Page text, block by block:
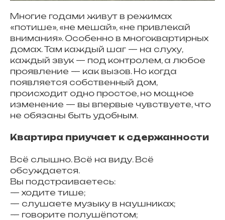
Многие годами живут в режимах
«потише», «не мешай», «не привлекай
внимания». Особенно в многоквартирных
домах. Там каждый шаг — на слуху,
каждый звук — под контролем, а любое
проявление — как вызов. Но когда
появляется собственный дом,
происходит одно простое, но мощное
изменение — вы впервые чувствуете, что
не обязаны быть удобным.
Квартира приучает к сдержанности
Всё слышно. Всё на виду. Всё
обсуждается.
Вы подстраиваетесь:
— ходите тише;
— слушаете музыку в наушниках;
— говорите полушёпотом;